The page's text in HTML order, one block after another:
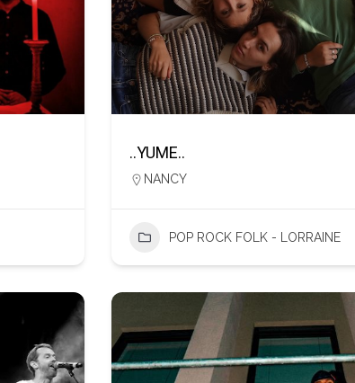
..YUME..
NANCY
POP ROCK FOLK - LORRAINE